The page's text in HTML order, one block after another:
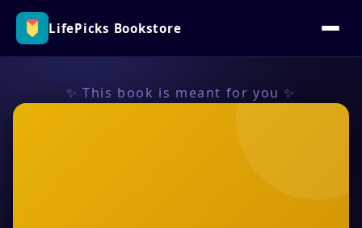
LifePicks Bookstore
✨ This book is meant for you ✨